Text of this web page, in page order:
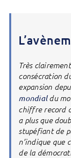
Très
consécration
expansion
mondialdu
chiffre record
a plus que
stupéfiant de
n’indique que
de la